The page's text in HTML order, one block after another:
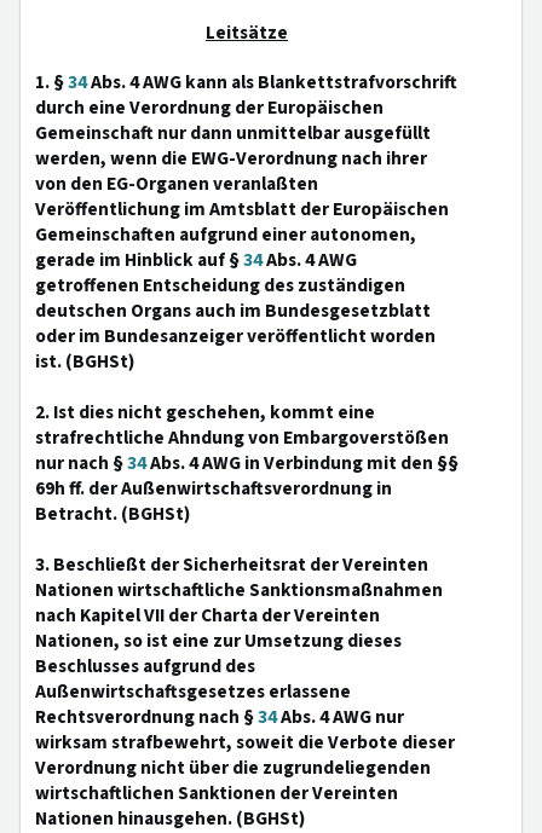
Leitsätze
1. §34Abs. 4 AWG kann als Blankettstrafvorschrift
durch eine Verordnung der Europäischen
Gemeinschaft nur dann unmittelbar ausgefüllt
werden, wenn die EWG-Verordnung nach ihrer
von den EG-Organen veranlaßten
Veröffentlichung im Amtsblatt der Europäischen
Gemeinschaften aufgrund einer autonomen,
gerade im Hinblick auf §34Abs. 4 AWG
getroffenen Entscheidung des zuständigen
deutschen Organs auch im Bundesgesetzblatt
oder im Bundesanzeiger veröffentlicht worden
ist. (BGHSt)
2. Ist dies nicht geschehen, kommt eine
strafrechtliche Ahndung von Embargoverstößen
nur nach §34Abs. 4 AWG in Verbindung mit den §§
69h ff. der Außenwirtschaftsverordnung in
Betracht. (BGHSt)
3. Beschließt der Sicherheitsrat der Vereinten
Nationen wirtschaftliche Sanktionsmaßnahmen
nach Kapitel VII der Charta der Vereinten
Nationen, so ist eine zur Umsetzung dieses
Beschlusses aufgrund des
Außenwirtschaftsgesetzes erlassene
Rechtsverordnung nach §34Abs. 4 AWG nur
wirksam strafbewehrt, soweit die Verbote dieser
Verordnung nicht über die zugrundeliegenden
wirtschaftlichen Sanktionen der Vereinten
Nationen hinausgehen. (BGHSt)